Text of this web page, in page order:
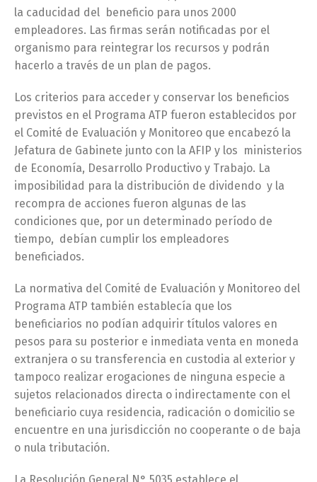
la caducidad del beneficio para unos 2000
empleadores. Las firmas serán notificadas por el
organismo para reintegrar los recursos y podrán
hacerlo a través de un plan de pagos.
Los criterios para acceder y conservar los beneficios
previstos en el Programa ATP fueron establecidos por
el Comité de Evaluación y Monitoreo que encabezó la
Jefatura de Gabinete junto con la AFIP y los ministerios
de Economía, Desarrollo Productivo y Trabajo. La
imposibilidad para la distribución de dividendo y la
recompra de acciones fueron algunas de las
condiciones que, por un determinado período de
tiempo, debían cumplir los empleadores
beneficiados.
La normativa del Comité de Evaluación y Monitoreo del
Programa ATP también establecía que los
beneficiarios no podían adquirir títulos valores en
pesos para su posterior e inmediata venta en moneda
extranjera o su transferencia en custodia al exterior y
tampoco realizar erogaciones de ninguna especie a
sujetos relacionados directa o indirectamente con el
beneficiario cuya residencia, radicación o domicilio se
encuentre en una jurisdicción no cooperante o de baja
o nula tributación.